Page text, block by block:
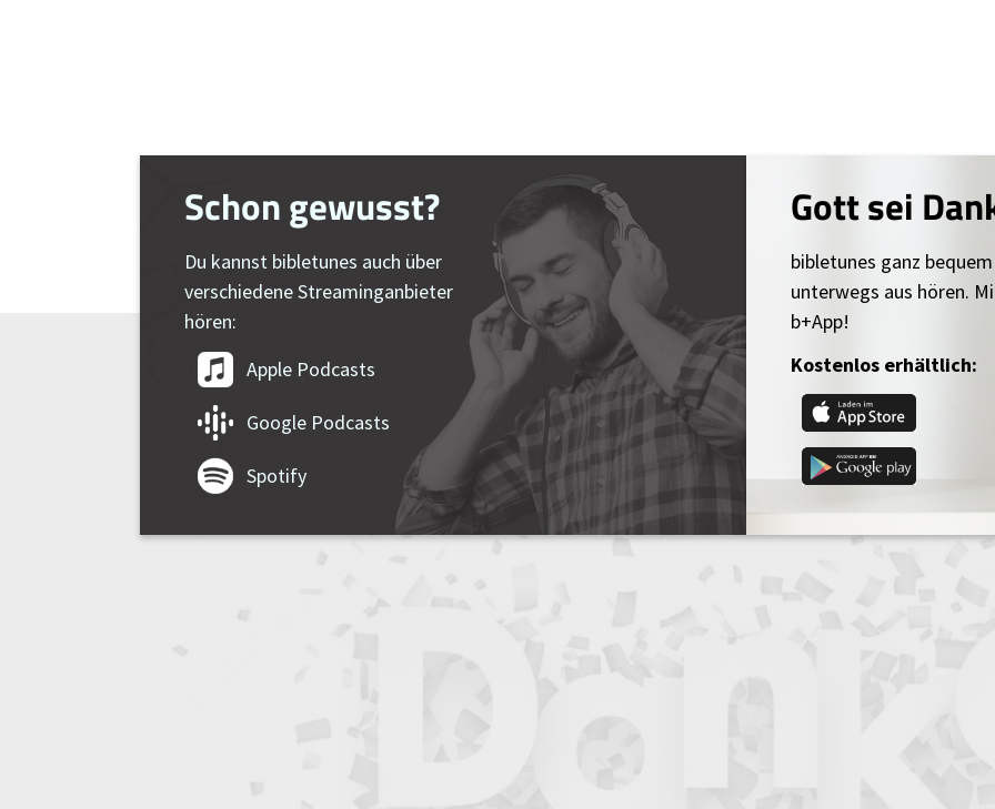
Schon gewusst?
Du kannst bibletunes auch über
verschiedene Streaminganbieter
hören:
Apple Podcasts
Google Podcasts
Spotify
Gott sei
bibletunes ganz
unterwegs aus hören.
b+App!
Kostenlos erhältlich: